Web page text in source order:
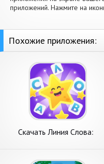
приложений. Нажмите на
Похожие приложения:
Скачать Линия Слова: